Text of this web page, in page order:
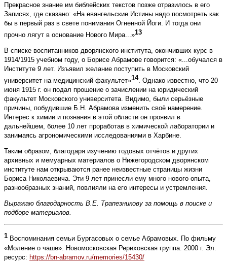
Прекрасное знание им библейских текстов позже отразилось в его
Записях, где сказано: «На евангельские Истины надо посмотреть как
бы в первый раз в свете понимания Огненной Йоги. И тогда они
прочно лягут в основание Нового Мира...»13
В списке воспитанников дворянского института, окончивших курс в
1914/1915 учебном году, о Борисе Абрамове говорится: «...обучался в
Институте 9 лет. Изъявил желание поступить в Московский
университет на медицинский факультет»14. Однако известно, что 20
июня 1915 г. он подал прошение о зачислении на юридический
факультет Московского университета. Видимо, были серьёзные
причины, побудившие Б.Н. Абрамова изменить своё намерение.
Интерес к химии и познания в этой области он проявил в
дальнейшем, более 10 лет проработав в химической лаборатории и
занимаясь агрономическими исследованиями в Харбине.
Таким образом, благодаря изучению годовых отчётов и других
архивных и мемуарных материалов о Нижегородском дворянском
институте нам открываются ранее неизвестные страницы жизни
Бориса Николаевича. Эти 9 лет принесли ему много нового опыта,
разнообразных знаний, повлияли на его интересы и устремления.
Выражаю благодарность В.Е. Трапезникову за помощь в поиске и
подборе материалов.
1 Воспоминания семьи Бургасовых о семье Абрамовых. По фильму
«Моление о чаше». Новомосковская Рериховская группа. 2000 г. Эл.
ресурс: https://bn-abramov.ru/memories/15430/